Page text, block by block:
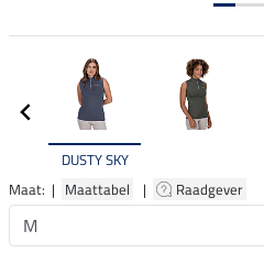
DUSTY SKY
Maat: | Maattabel | Raadgever